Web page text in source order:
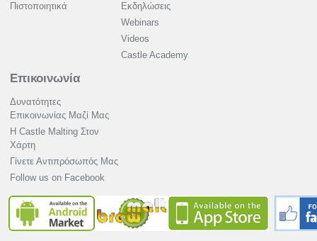
Πιστοποιητικά
Εκδηλώσεις
Webinars
Videos
Castle Academy
Επικοινωνία
Δυνατότητες
Επικοινωνίας Μαζί Μας
Η Castle Malting Στον
Χάρτη
Γίνετε Αντιπρόσωπός Μας
Follow us on Facebook